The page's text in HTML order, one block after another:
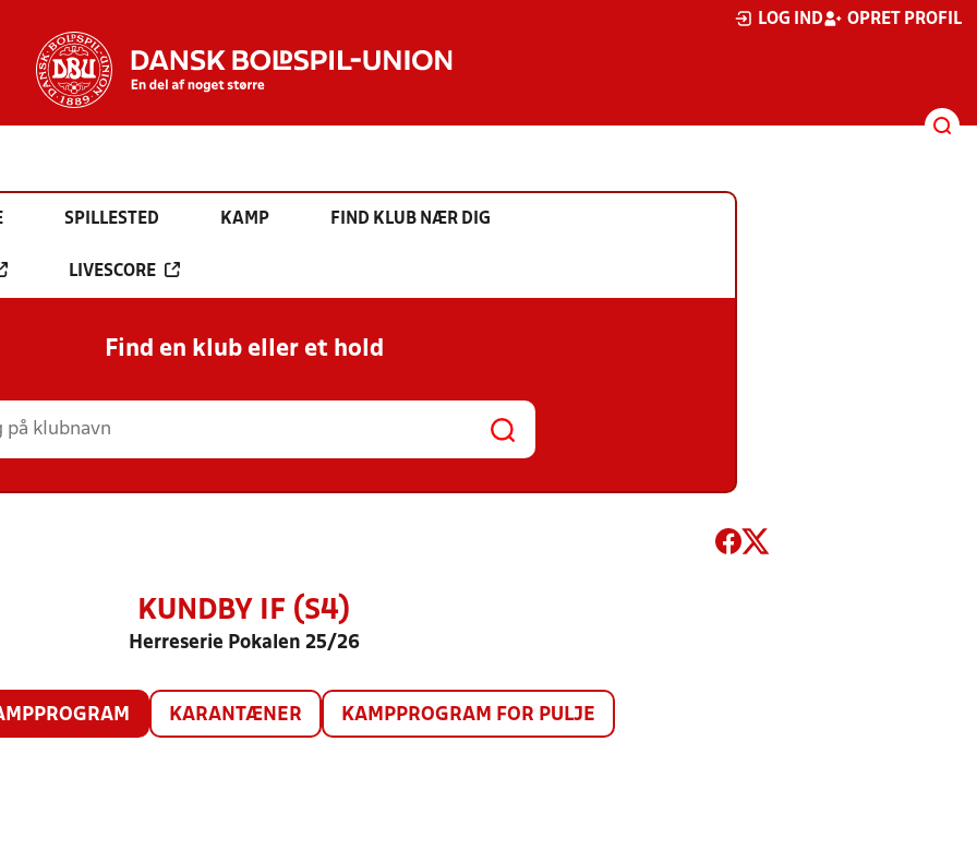
LOG IND OPRET PROFIL
SPILLESTED KAMP FIND KLUB NÆR DIG
LIVESCORE
Find en klub eller et hold
KUNDBY IF (S4)
Herreserie Pokalen 25/26
KARANTÆNER KAMPPROGRAM FOR PULJE